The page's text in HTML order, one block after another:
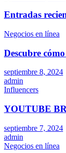
Entradas
Negocios en línea
Descubre
septiembre 8, 2024
admin
Influencers
YOUTUBE
septiembre 7, 2024
admin
Negocios en línea